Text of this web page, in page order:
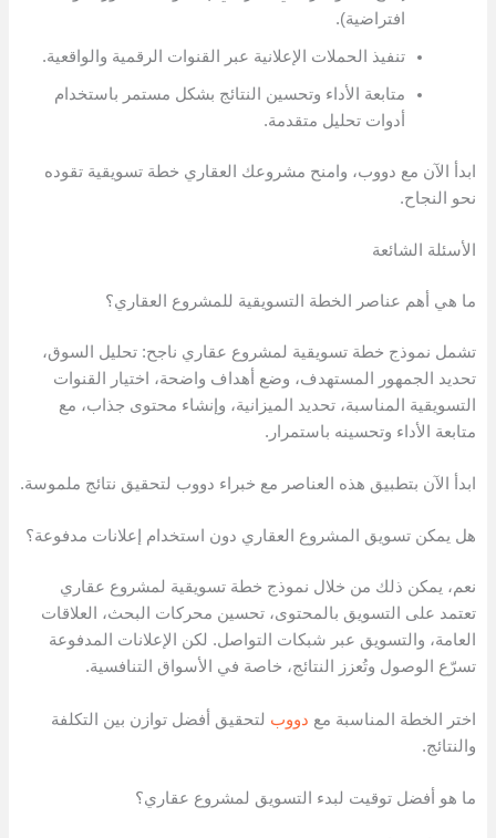
افتراضية).
تنفيذ الحملات الإعلانية عبر القنوات الرقمية والواقعية.
متابعة الأداء وتحسين النتائج بشكل مستمر باستخدام
أدوات تحليل متقدمة.
ابدأ الآن مع دووب، وامنح مشروعك العقاري خطة تسويقية تقوده
نحو النجاح.
الأسئلة الشائعة
ما هي أهم عناصر الخطة التسويقية للمشروع العقاري؟
تشمل نموذج خطة تسويقية لمشروع عقاري ناجح: تحليل السوق،
تحديد الجمهور المستهدف، وضع أهداف واضحة، اختيار القنوات
التسويقية المناسبة، تحديد الميزانية، وإنشاء محتوى جذاب، مع
متابعة الأداء وتحسينه باستمرار.
ابدأ الآن بتطبيق هذه العناصر مع خبراء دووب لتحقيق نتائج ملموسة.
هل يمكن تسويق المشروع العقاري دون استخدام إعلانات مدفوعة؟
نعم، يمكن ذلك من خلال نموذج خطة تسويقية لمشروع عقاري
تعتمد على التسويق بالمحتوى، تحسين محركات البحث، العلاقات
العامة، والتسويق عبر شبكات التواصل. لكن الإعلانات المدفوعة
تسرّع الوصول وتُعزز النتائج، خاصة في الأسواق التنافسية.
اختر الخطة المناسبة مع دووب لتحقيق أفضل توازن بين التكلفة
والنتائج.
ما هو أفضل توقيت لبدء التسويق لمشروع عقاري؟